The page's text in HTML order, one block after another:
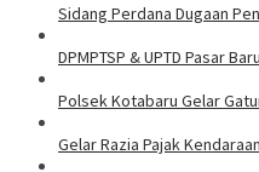
Sidang Perdana Dugaan
DPMPTSP & UPTD Pasar
Polsek Kotabaru Gelar
Gelar Razia Pajak